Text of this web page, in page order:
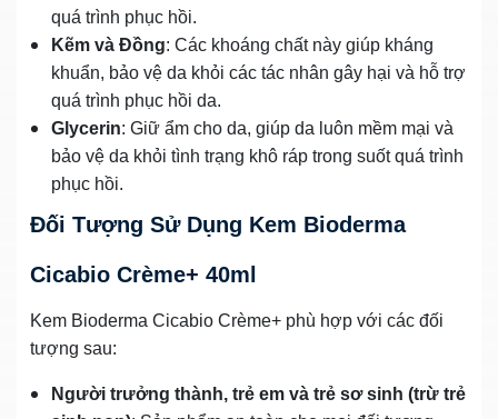
quá trình phục hồi.
Kẽm và Đồng: Các khoáng chất này giúp kháng
khuẩn, bảo vệ da khỏi các tác nhân gây hại và hỗ trợ
quá trình phục hồi da.
Glycerin: Giữ ẩm cho da, giúp da luôn mềm mại và
bảo vệ da khỏi tình trạng khô ráp trong suốt quá trình
phục hồi.
Đối Tượng Sử Dụng Kem Bioderma
Cicabio Crème+ 40ml
Kem Bioderma Cicabio Crème+ phù hợp với các đối
tượng sau:
Người trưởng thành, trẻ em và trẻ sơ sinh (trừ trẻ